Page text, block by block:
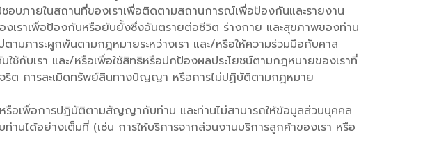
อบภายในสถานที่ของเราเพื่อติดตามสถานการณ์เพื่อป้องกันและรายงาน
เราเพื่อป้องกันหรือยับยั้งซึ่งอันตรายต่อชีวิต ร่างกาย และสุขภาพของท่าน
ามภาระผูกพันตามกฎหมายระหว่างเรา และ/หรือให้ความร่วมมือกับศาล
กับเรา และ/หรือเพื่อใช้สิทธิหรือปกป้องผลประโยชน์ตามกฎหมายของเราที่
ริต การละเมิดทรัพย์สินทางปัญญา หรือการไม่ปฏิบัติตามกฎหมาย
รือเพื่อการปฏิบัติตามสัญญากับท่าน และท่านไม่สามารถให้ข้อมูลส่วนบุคคล
นได้อย่างเต็มที่ (เช่น การให้บริการจากส่วนงานบริการลูกค้าของเรา หรือ